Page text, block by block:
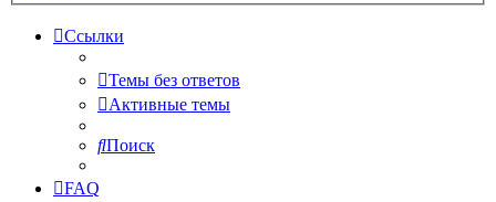
Ссылки
Темы без ответов
Активные темы
Поиск
FAQ